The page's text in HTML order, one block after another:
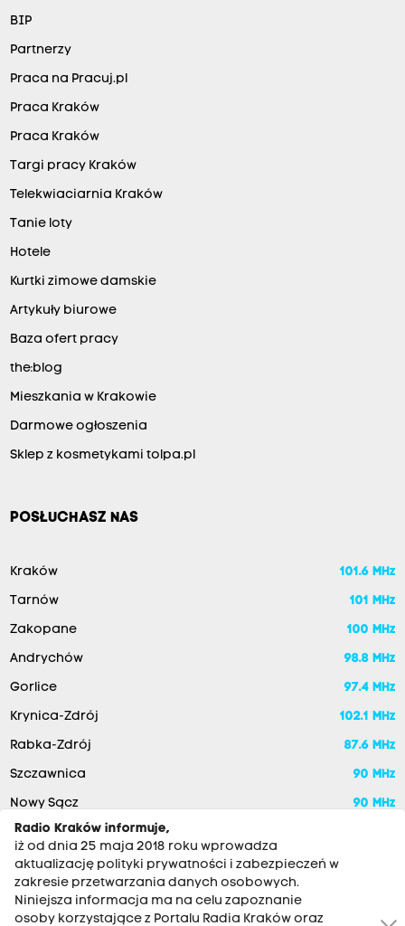
BIP
Partnerzy
Praca na Pracuj.pl
Praca Kraków
Praca Kraków
Targi pracy Kraków
Telekwiaciarnia Kraków
Tanie loty
Hotele
Kurtki zimowe damskie
Artykuły biurowe
Baza ofert pracy
the:blog
Mieszkania w Krakowie
Darmowe ogłoszenia
Sklep z kosmetykami tolpa.pl
POSŁUCHASZ NAS
Kraków 101.6 MHz
Tarnów 101 MHz
Zakopane 100 MHz
Andrychów 98.8 MHz
Gorlice 97.4 MHz
Krynica-Zdrój 102.1 MHz
Rabka-Zdrój 87.6 MHz
Szczawnica 90 MHz
Nowy Sącz
90 MHz
Radio Kraków informuje,
iż od dnia 25 maja 2018 roku wprowadza
aktualizację polityki prywatności i zabezpieczeń w
zakresie przetwarzania danych osobowych.
Niniejsza informacja ma na celu zapoznanie
osoby korzystające z Portalu Radia Kraków oraz